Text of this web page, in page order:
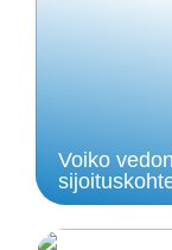
Voiko